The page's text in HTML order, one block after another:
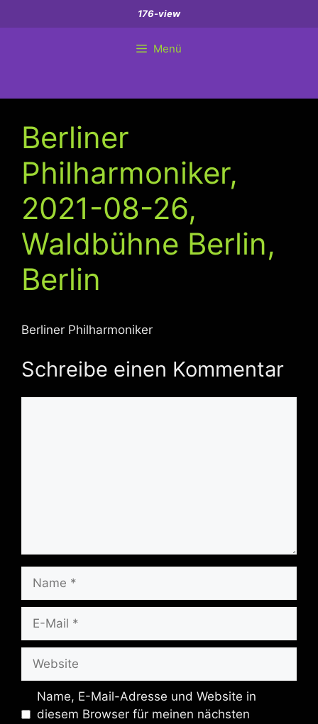
Inhalt
176-view
Menü
Berliner
Philharmoniker,
2021-08-26,
Waldbühne Berlin,
Berlin
Berliner Philharmoniker
Schreibe einen Kommentar
Mail
Name, E-Mail-Adresse und Website in
diesem Browser für meinen nächsten